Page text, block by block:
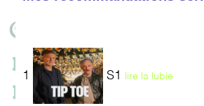
1 S1 lire la lubie